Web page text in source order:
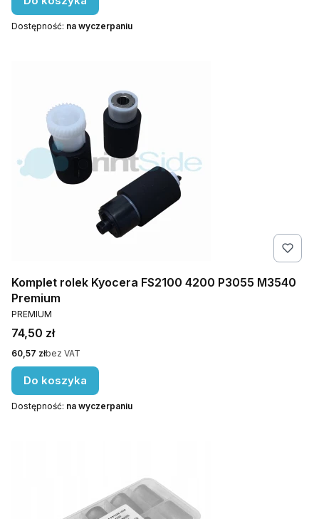
Dostępność: na wyczerpaniu
Komplet rolek Kyocera FS2100 4200 P3055 M3540
Premium
PRODUCENT
PREMIUM
Cena
74,50 zł
Cena
60,57 złbez VAT
Do koszyka
Dostępność: na wyczerpaniu